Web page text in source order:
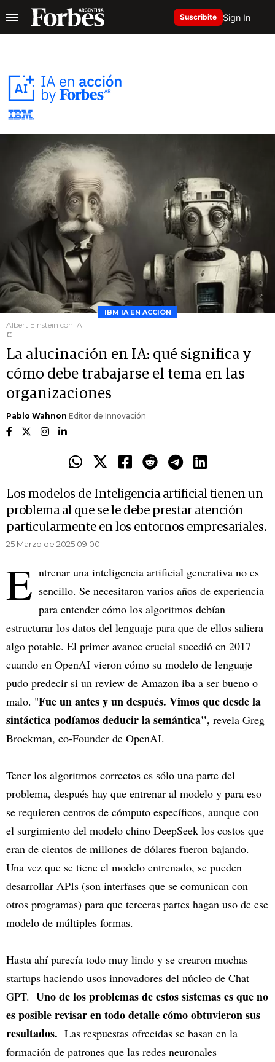
Suscribite Sign In
IBM IA EN ACCIÓN
Albert Einstein con IA
C
La alucinación en IA: qué significa y
cómo debe trabajarse el tema en las
organizaciones
Pablo Wahnon Editor de Innovación
Los modelos de Inteligencia artificial tienen un
problema al que se le debe prestar atención
particularmente en los entornos empresariales.
25 Marzo de 2025 09.00
E ntrenar una inteligencia artificial generativa no es
sencillo. Se necesitaron varios años de experiencia
para entender cómo los algoritmos debían
estructurar los datos del lenguaje para que de ellos saliera
algo potable. El primer avance crucial sucedió en 2017
cuando en OpenAI vieron cómo su modelo de lenguaje
pudo predecir si un review de Amazon iba a ser bueno o
malo. "Fue un antes y un después. Vimos que desde la
sintáctica podíamos deducir la semántica", revela Greg
Brockman, co-Founder de OpenAI.
Tener los algoritmos correctos es sólo una parte del
problema, después hay que entrenar al modelo y para eso
se requieren centros de cómputo específicos, aunque con
el surgimiento del modelo chino DeepSeek los costos que
eran de cientos de millones de dólares fueron bajando.
Una vez que se tiene el modelo entrenado, se pueden
desarrollar APIs (son interfases que se comunican con
otros programas) para que terceras partes hagan uso de ese
modelo de múltiples formas.
Hasta ahí parecía todo muy lindo y se crearon muchas
startups haciendo usos innovadores del núcleo de Chat
GPT. Uno de los problemas de estos sistemas es que no
es posible revisar en todo detalle cómo obtuvieron sus
resultados. Las respuestas ofrecidas se basan en la
formación de patrones que las redes neuronales